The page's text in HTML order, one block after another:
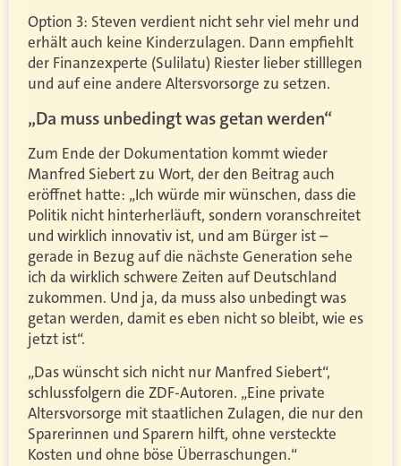
Option 3: Steven verdient nicht sehr viel mehr und
erhält auch keine Kinderzulagen. Dann empfiehlt
der Finanzexperte (Sulilatu) Riester lieber stilllegen
und auf eine andere Altersvorsorge zu setzen.
„Da muss unbedingt was getan werden“
Zum Ende der Dokumentation kommt wieder
Manfred Siebert zu Wort, der den Beitrag auch
eröffnet hatte: „Ich würde mir wünschen, dass die
Politik nicht hinterherläuft, sondern voranschreitet
und wirklich innovativ ist, und am Bürger ist –
gerade in Bezug auf die nächste Generation sehe
ich da wirklich schwere Zeiten auf Deutschland
zukommen. Und ja, da muss also unbedingt was
getan werden, damit es eben nicht so bleibt, wie es
jetzt ist“.
„Das wünscht sich nicht nur Manfred Siebert“,
schlussfolgern die ZDF-Autoren. „Eine private
Altersvorsorge mit staatlichen Zulagen, die nur den
Sparerinnen und Sparern hilft, ohne versteckte
Kosten und ohne böse Überraschungen.“